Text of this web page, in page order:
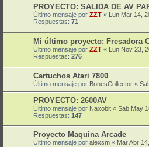
PROYECTO: SALIDA DE AV
Último mensaje por ZZT « Lun Mar 14,
Respuestas: 71
Mi último proyecto: Fresadora
Último mensaje por ZZT « Lun Nov 23,
Respuestas: 276
Cartuchos Atari 7800
Último mensaje por BonesCollector «
PROYECTO: 2600AV
Último mensaje por Naxobit « Sab May
Respuestas: 147
Proyecto Maquina Arcade
Último mensaje por alexsm « Mar Abr